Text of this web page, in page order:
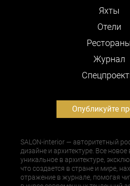
Яхты
Отели
Рестораны
Журнал
Опубликуйте
SALON-interior — авторитетный
дизайне и архитектуре. Все новое
уникальное в архитектуре,
что создается в стране и мире,
отражение в журнале, помогая